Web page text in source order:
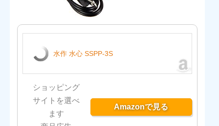
水作 水心 SSPP-3S
ショッピング
サイトを選べ
ます
Amazonで見る